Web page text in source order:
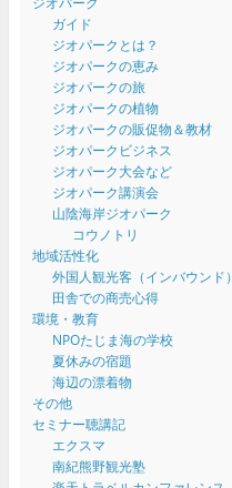
ガイド
ジオパークとは？
ジオパークの恵み
ジオパークの旅
ジオパークの植物
ジオパークの販促物＆教材
ジオパークビジネス
ジオパーク大会など
ジオパーク講演会
山陰海岸ジオパーク
コウノトリ
地域活性化
外国人観光客（インバウンド）
田舎での商売心得
環境・教育
NPOたじま海の学校
夏休みの宿題
海辺の漂着物
その他
セミナー聴講記
エクスマ
南紀熊野観光塾